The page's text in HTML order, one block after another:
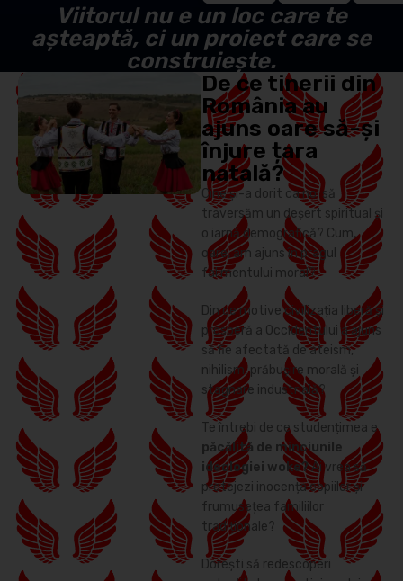
Viitorul nu e un loc care te
așteaptă, ci un proiect care se
construiește.
De ce tinerii din
România au
ajuns oare să-și
înjure țara
natală?
Cine și-a dorit ca noi să
traversăm un deșert spiritual și
o iarnă demografică? Cum,
oare, am ajuns în pragul
falimentului moral?
Din ce motive civilizația liberă și
prosperă a Occidentului a ajuns
să fie afectată de ateism,
nihilism, prăbușire morală și
stagnare industrială?
Te întrebi de ce studențimea e
păcălită de minciunile
ideologiei woke?Ai vrea să
protejezi inocența copiilor și
frumusețea familiilor
tradiționale?
Dorești să redescoperi